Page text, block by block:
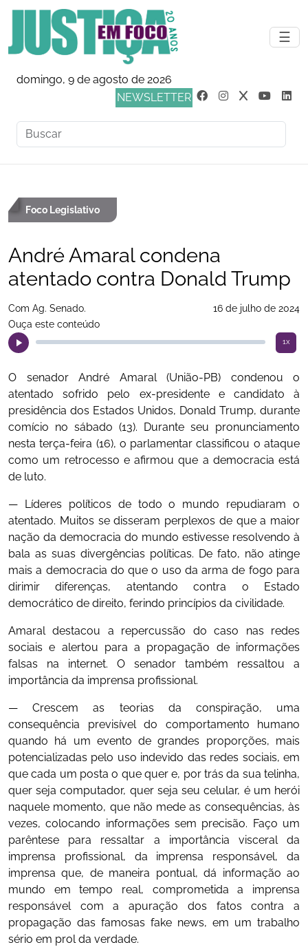
☰
domingo, 9 de agosto de 2026
NEWSLETTER
Foco Legislativo
André Amaral condena
atentado contra Donald Trump
Com Ag. Senado.
16 de julho de 2024
Ouça este conteúdo
1x
O senador André Amaral (União-PB) condenou o
atentado sofrido pelo ex-presidente e candidato à
presidência dos Estados Unidos, Donald Trump, durante
comício no sábado (13). Durante seu pronunciamento
nesta terça-feira (16), o parlamentar classificou o ataque
como um retrocesso e afirmou que a democracia está
de luto.
— Líderes políticos de todo o mundo repudiaram o
atentado. Muitos se disseram perplexos de que a maior
nação da democracia do mundo estivesse resolvendo à
bala as suas divergências políticas. De fato, não atinge
mais a democracia do que o uso da arma de fogo para
dirimir diferenças, atentando contra o Estado
democrático de direito, ferindo princípios da civilidade.
Amaral destacou a repercussão do caso nas redes
sociais e alertou para a propagação de informações
falsas na internet. O senador também ressaltou a
importância da imprensa profissional.
— Crescem as teorias da conspiração, uma
consequência previsível do comportamento humano
quando há um evento de grandes proporções, mais
potencializadas pelo uso indevido das redes sociais, em
que cada um posta o que quer e, por trás da sua telinha,
quer seja computador, quer seja seu celular, é um herói
naquele momento, que não mede as consequências, às
vezes, colocando informações sem precisão. Faço um
parêntese para ressaltar a importância visceral da
imprensa profissional, da imprensa responsável, da
imprensa que, de maneira pontual, dá informação ao
mundo em tempo real, comprometida a imprensa
responsável com a apuração dos fatos contra a
propagação das famosas fake news, em um trabalho
sério em prol da verdade.